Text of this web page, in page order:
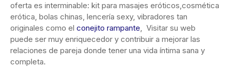
oferta es interminable: kit para masajes eróticos,cosmética
erótica, bolas chinas, lencería sexy, vibradores tan
originales como el conejito rampante, Visitar su web
puede ser muy enriquecedor y contribuir a mejorar las
relaciones de pareja donde tener una vida íntima sana y
completa.